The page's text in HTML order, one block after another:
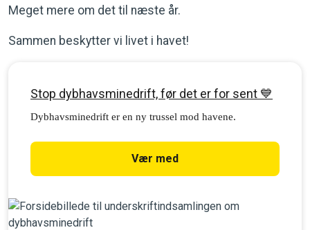
Meget mere om det til næste år.
Sammen beskytter vi livet i havet!
Stop dybhavsminedrift, før det er for sent 💙
Dybhavsminedrift er en ny trussel mod havene.
Vær med